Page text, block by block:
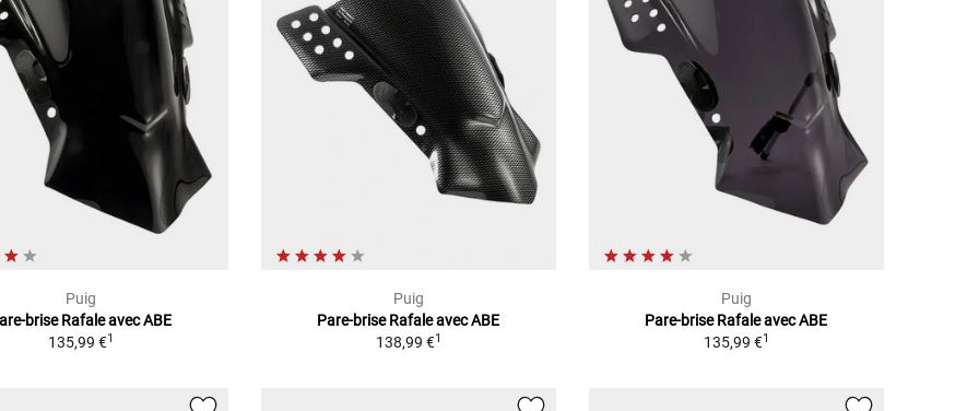
Puig
brise Rafale avec ABE
135,99 €1
Puig
Pare-brise Rafale avec ABE
138,99 €1
Puig
Pare-brise Rafale avec ABE
135,99 €1